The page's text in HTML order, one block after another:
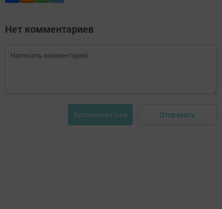
Нет комментариев
Авторизоваться Отправить